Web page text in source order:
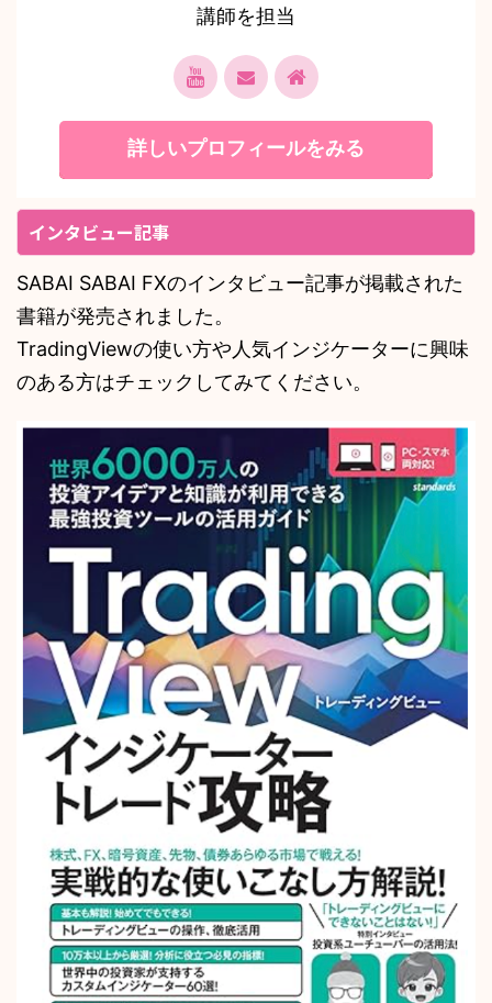
講師を担当
詳しいプロフィールをみる
インタビュー記事
SABAI SABAI FXのインタビュー記事が掲載された
書籍が発売されました。
TradingViewの使い方や人気インジケーターに興味
のある方はチェックしてみてください。